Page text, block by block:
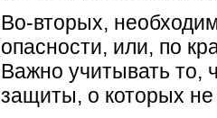
Во-вторых,
опасности, или, по
Важно учитывать то,
защиты, о которых